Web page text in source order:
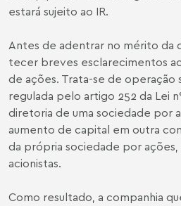
estará sujeito ao IR.
Antes de adentrar no mérito da
tecer breves esclarecimentos
de ações. Trata-se de operação
regulada pelo artigo 252 da Lei
diretoria de uma sociedade por
aumento de capital em outra
da própria sociedade por
acionistas.
Como resultado, a companhia